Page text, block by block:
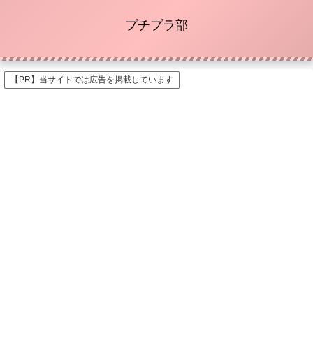
プチプラ部
【PR】当サイトでは広告を掲載しています